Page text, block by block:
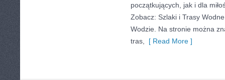
początkujących, jak i dla
Zobacz: Szlaki i Trasy
Wodzie. Na stronie można
tras,
[ Read More ]